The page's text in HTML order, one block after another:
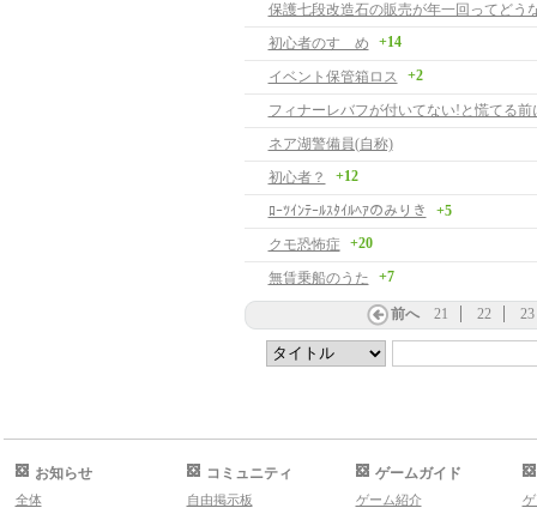
保護七段改造石の販売が年一回ってどう
初心者のすゝめ
+14
イベント保管箱ロス +2
フィナーレバフが付いてない!と慌てる前
ネア湖警備員(自称)
初心者？
+12
ﾛｰﾂｲﾝﾃｰﾙｽﾀｲﾙﾍｱのみりき
+5
クモ恐怖症
+20
無賃乗船のうた +7
前へ 21 22 23
お知らせ
全体
コミュニティ
自由掲示板
ゲームガイド
ゲーム紹介